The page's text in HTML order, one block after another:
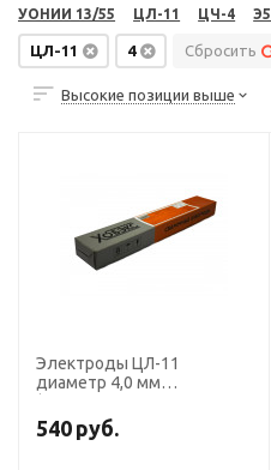
УОНИИ 13/55
ЦЛ-11 ЦЧ-4
ЦЛ-11 4 Сбросить
Высокие позиции выше
Электроды ЦЛ-11
диаметр 4,0 мм
обр. пол.) (пачка 5 кг,
Хобэкс)
540 руб.